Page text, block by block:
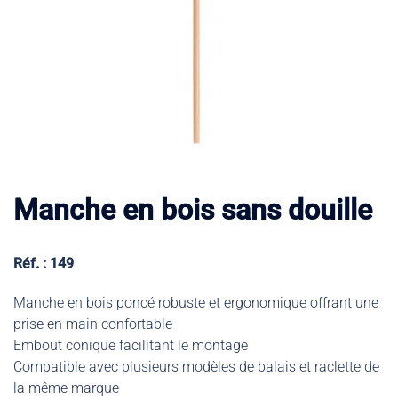
Manche en bois sans douille
Réf. : 149
Manche en bois poncé robuste et ergonomique offrant une
prise en main confortable
Embout conique facilitant le montage
Compatible avec plusieurs modèles de balais et raclette de
la même marque